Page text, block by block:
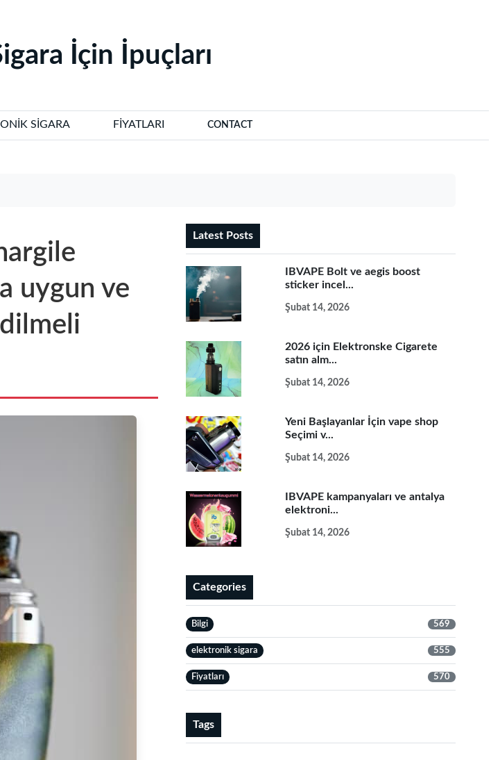
İçin İpuçları‌
SIGARA FIYATLARI CONTACT
uygun ve
Latest Posts
IBVAPE Bolt ve aegis boost
sticker incel...
Şubat 14, 2026
2026 için Elektronske Cigarete
satın alm...
Şubat 14, 2026
Yeni Başlayanlar İçin vape shop
Seçimi v...
Şubat 14, 2026
IBVAPE kampanyaları ve antalya
elektroni...
Şubat 14, 2026
Categories
Bilgi 569
elektronik sigara 555
Fiyatları 570
Tags